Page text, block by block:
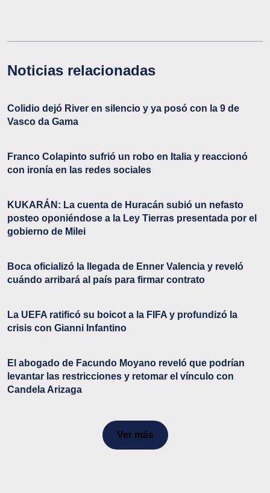
Noticias relacionadas
Colidio dejó River en silencio y ya posó con la 9 de
Vasco da Gama
Franco Colapinto sufrió un robo en Italia y reaccionó
con ironía en las redes sociales
KUKARÁN: La cuenta de Huracán subió un nefasto
posteo oponiéndose a la Ley Tierras presentada por el
gobierno de Milei
Boca oficializó la llegada de Enner Valencia y reveló
cuándo arribará al país para firmar contrato
La UEFA ratificó su boicot a la FIFA y profundizó la
crisis con Gianni Infantino
El abogado de Facundo Moyano reveló que podrían
levantar las restricciones y retomar el vínculo con
Candela Arizaga
Ver más